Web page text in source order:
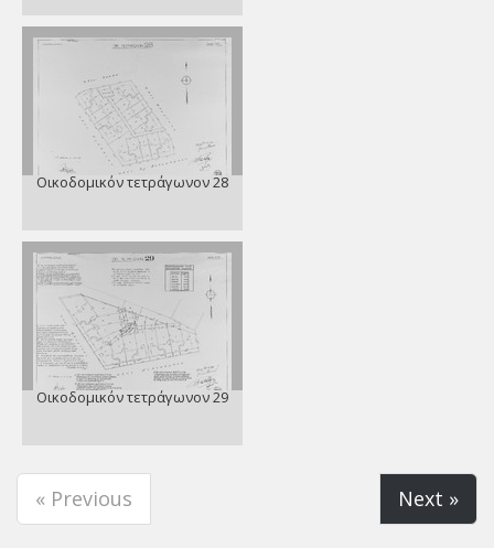
Οικοδομικόν τετράγωνον 28
Οικοδομικόν τετράγωνον 29
« Previous Next »